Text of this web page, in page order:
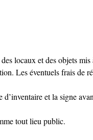
locaux et des objets
Les éventuels frais de
et la signe
tout lieu public.